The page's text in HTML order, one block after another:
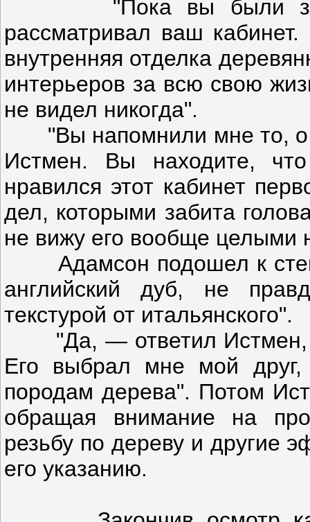
"Пока вы были
рассматривал ваш
внутренняя отделка
интерьеров за всю свою
не видел никогда".
"Вы напомнили мне то, о
Истмен. Вы находите,
нравился этот кабинет
дел, которыми забита
не вижу его вообще целыми
Адамсон подошел к
английский дуб, не
текстурой от итальянского".
"Да, — ответил Истмен, —
Его выбрал мне мой
породам дерева". Потом
обращая внимание на
резьбу по дереву и другие
его указанию.